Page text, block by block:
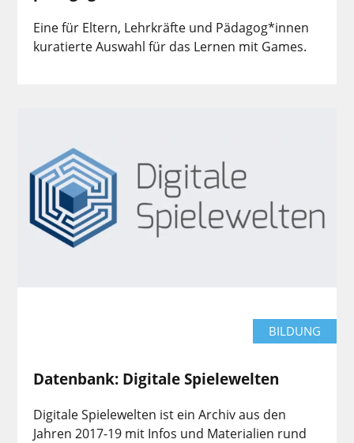
Eine für Eltern, Lehrkräfte und Pädagog*innen
kuratierte Auswahl für das Lernen mit Games.
BILDUNG
Datenbank: Digitale Spielewelten
Digitale Spielewelten ist ein Archiv aus den
Jahren 2017-19 mit Infos und Materialien rund